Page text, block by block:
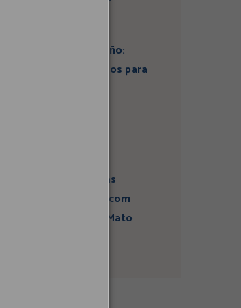
Artigo: Super El Niño:
estamos preparados para
atividades sísmicas
fortalece diálogo com
comunidades em Mato